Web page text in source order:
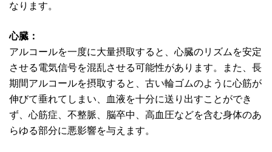
なります。
心臓：
アルコールを一度に大量摂取すると、心臓のリズムを安定
させる電気信号を混乱させる可能性があります。また、長
期間アルコールを摂取すると、古い輪ゴムのように心筋が
伸びて垂れてしまい、血液を十分に送り出すことができ
ず、心筋症、不整脈、脳卒中、高血圧などを含む身体のあ
らゆる部分に悪影響を与えます。